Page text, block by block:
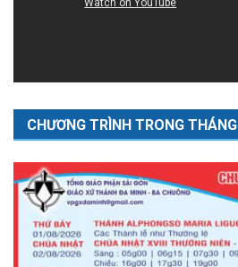
CHƯƠNG TRÌNH TRONG THÁNG